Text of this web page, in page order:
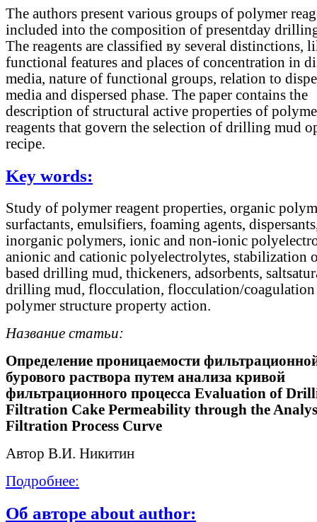
The authors present various groups of polymer
included into the composition of presentday
The reagents are classified вy several distinctions,
functional features and places of concentration in
media, nature of functional groups, relation to
media and dispersed phase. The paper contains the
description of structural active properties of
reagents that govern the selection of drilling mud
recipe.
Key words:
Study of polymer reagent properties, organic
surfactants, emulsifiers, foaming agents,
inorganic polymers, ionic and non-ionic
anionic and cationic polyelectrolytes, stabilization
based drilling mud, thickeners, adsorbents,
drilling mud, flocculation, flocculation/coagulation
polymer structure property action.
Название статьи:
Определение проницаемости
бурового раствора путем анализа кривой
фильтрационного процесса Evaluation of
Filtration Cake Permeability through the
Filtration Process Curve
Автор В.И. Никитин
Подробнее:
Об авторе about author: